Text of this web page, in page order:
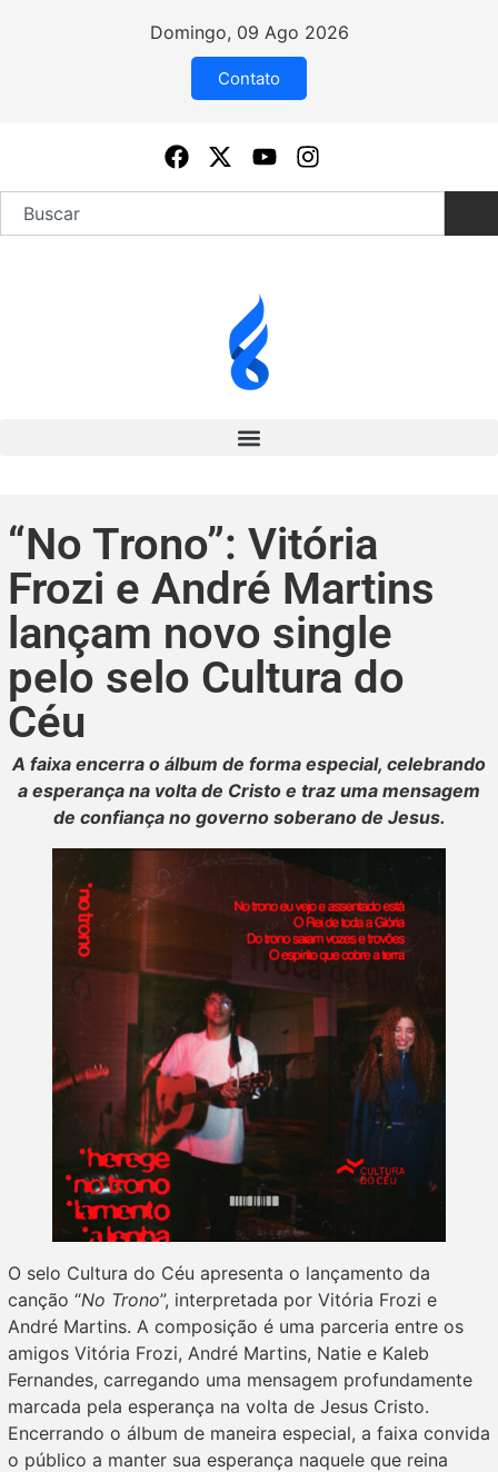
Domingo, 09 Ago 2026
Contato
“No Trono”: Vitória
Frozi e André Martins
lançam novo single
pelo selo Cultura do
Céu
A faixa encerra o álbum de forma especial, celebrando
a esperança na volta de Cristo e traz uma mensagem
de confiança no governo soberano de Jesus.
O selo Cultura do Céu apresenta o lançamento da
canção “No Trono”, interpretada por Vitória Frozi e
André Martins. A composição é uma parceria entre os
amigos Vitória Frozi, André Martins, Natie e Kaleb
Fernandes, carregando uma mensagem profundamente
marcada pela esperança na volta de Jesus Cristo.
Encerrando o álbum de maneira especial, a faixa convida
o público a manter sua esperança naquele que reina